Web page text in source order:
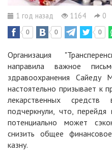
1 год назад 1164 0
0 0 0
Организация
направила важное
здравоохранения
настоятельно призывает к
лекарственных
подчеркнули, что, перейдя
потенциально может
снизить общее
казну.